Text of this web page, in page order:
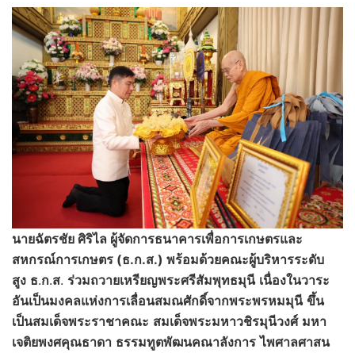
นายฉัตรชัย ศิริไล ผู้จัดการธนาคารเพื่อการเกษตรและ
สหกรณ์การเกษตร (ธ.ก.ส.) พร้อมด้วยคณะผู้บริหารระดับ
สูง ธ.ก.ส. ร่วมถวายเหรียญพระศรีสัมพุทธมุนี เนื่องในวาระ
อันเป็นมงคลแห่งการเลื่อนสมณศักดิ์จากพระพรหมมุนี ขึ้น
เป็นสมเด็จพระราชาคณะ สมเด็จพระมหาวชิรมุนีวงศ์ มหา
เจติยพงศคุณธาดา ธรรมทูตพัฒนคณาลังการ ไพศาลศาสน